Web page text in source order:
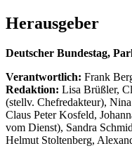
Herausgeber
Deutscher Bundestag,
Verantwortlich: Frank
Redaktion: Lisa Brüßler,
(stellv. Chefredakteur),
Claus Peter Kosfeld,
vom Dienst), Sandra
Helmut Stoltenberg,